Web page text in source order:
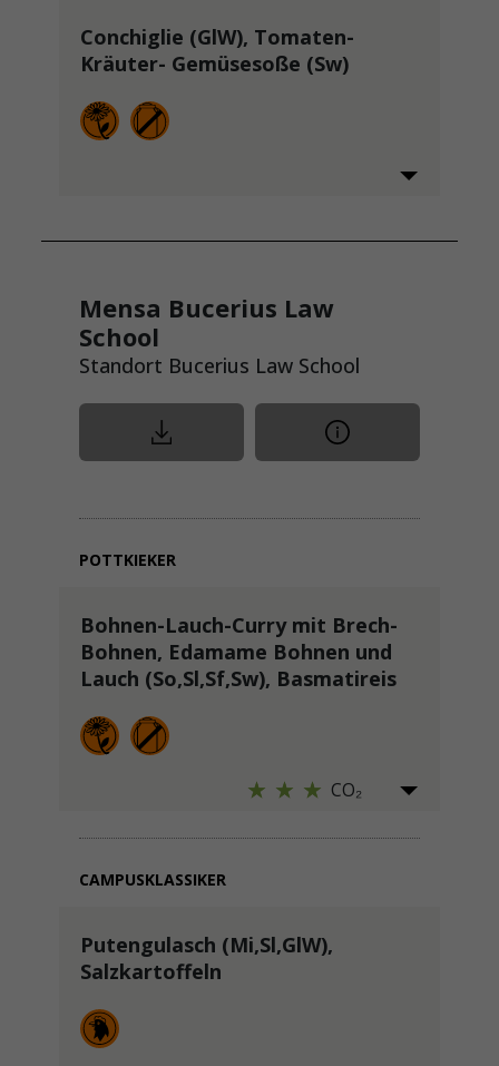
Conchiglie (GlW), Tomaten-
Kräuter- Gemüsesoße (Sw)
Mensa Bucerius Law
School
Standort Bucerius Law School
POTTKIEKER
Bohnen-Lauch-Curry mit Brech-
Bohnen, Edamame Bohnen und
Lauch (So,Sl,Sf,Sw), Basmatireis
CO₂
CAMPUSKLASSIKER
Putengulasch (Mi,Sl,GlW),
Salzkartoffeln